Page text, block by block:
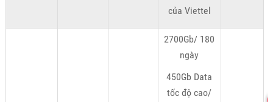
của Viettel
2700Gb/ 180
ngày
450Gb Data
tốc độ cao/